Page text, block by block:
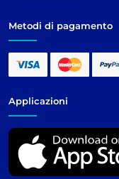
Metodi di pagamento
Applicazioni